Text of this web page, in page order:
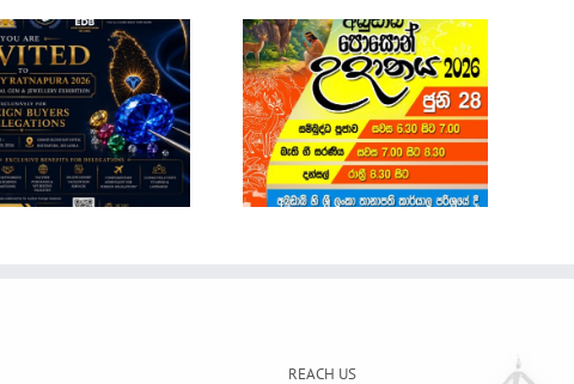
POSON NOTICE
Sri Lanka Economic
and Investment
Summit 2026
REACH US